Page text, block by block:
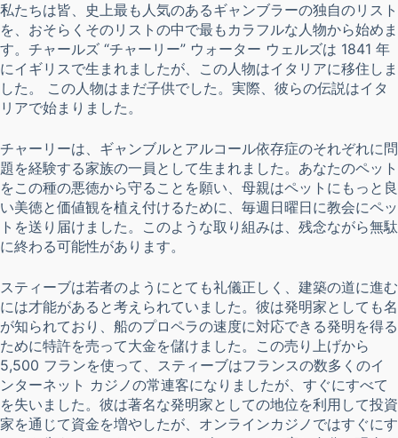
私たちは皆、史上最も人気のあるギャンブラーの独自のリスト
を、おそらくそのリストの中で最もカラフルな人物から始めま
す。チャールズ “チャーリー” ウォーター ウェルズは 1841 年
にイギリスで生まれましたが、この人物はイタリアに移住しま
した。 この人物はまだ子供でした。実際、彼らの伝説はイタ
リアで始まりました。
チャーリーは、ギャンブルとアルコール依存症のそれぞれに問
題を経験する家族の一員として生まれました。あなたのペット
をこの種の悪徳から守ることを願い、母親はペットにもっと良
い美徳と価値観を植え付けるために、毎週日曜日に教会にペッ
トを送り届けました。このような取り組みは、残念ながら無駄
に終わる可能性があります。
スティーブは若者のようにとても礼儀正しく、建築の道に進む
には才能があると考えられていました。彼は発明家としても名
が知られており、船のプロペラの速度に対応できる発明を得る
ために特許を売って大金を儲けました。この売り上げから
5,500 フランを使って、スティーブはフランスの数多くのイ
ンターネット カジノの常連客になりましたが、すぐにすべて
を失いました。彼は著名な発明家としての地位を利用して投資
家を通じて資金を増やしたが、オンラインカジノではすぐにす